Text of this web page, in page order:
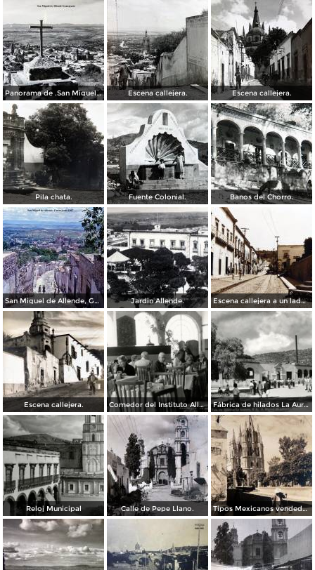
Panorama de .San Miguel de Allende Guanajuato Escena callejera. Escena callejera.
Pila chata. Fuente Colonial. Banos del Chorro.
San Miguel de Allende, Guanajuato 1967 Jardin Allende. Escena callejera a un lado del Exconvento de San Francisco.
Escena callejera. Comedor del Instituto Allende Fábrica de hilados La Aurora
Reloj Municipal Calle de Pepe Llano. Tipos Mexicanos vendedor de agua. ( Circulada el 14 de Octubre de 1942 ).